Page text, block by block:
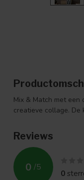
Mix & Match met
creatieve collage. De
Reviews
0 /5
0